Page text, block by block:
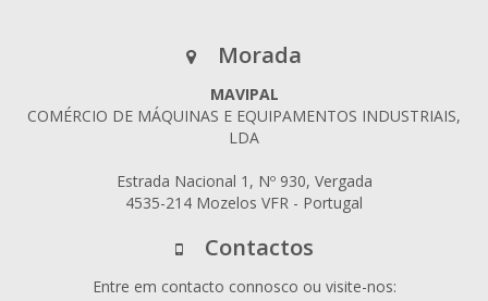
Morada
MAVIPAL
COMÉRCIO DE MÁQUINAS E EQUIPAMENTOS INDUSTRIAIS,
LDA
Estrada Nacional 1, Nº 930, Vergada
4535-214 Mozelos VFR - Portugal
Contactos
Entre em contacto connosco ou visite-nos: